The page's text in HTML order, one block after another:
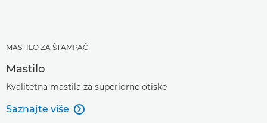
MASTILO ZA ŠTAMPAČ
Mastilo
Kvalitetna mastila za superiorne otiske
Saznajte više 